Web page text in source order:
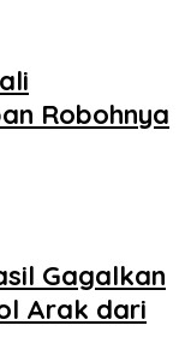
Robohnya
Gagalkan
Arak dari